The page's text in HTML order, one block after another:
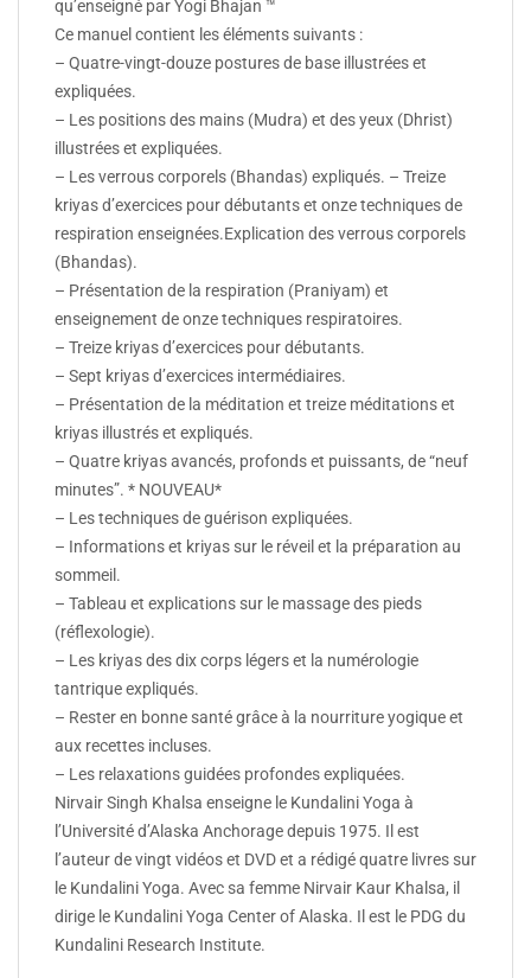
qu’enseigné par Yogi Bhajan ™
Ce manuel contient les éléments suivants :
– Quatre-vingt-douze postures de base illustrées et
expliquées.
– Les positions des mains (Mudra) et des yeux (Dhrist)
illustrées et expliquées.
– Les verrous corporels (Bhandas) expliqués. – Treize
kriyas d’exercices pour débutants et onze techniques de
respiration enseignées.Explication des verrous corporels
(Bhandas).
– Présentation de la respiration (Praniyam) et
enseignement de onze techniques respiratoires.
– Treize kriyas d’exercices pour débutants.
– Sept kriyas d’exercices intermédiaires.
– Présentation de la méditation et treize méditations et
kriyas illustrés et expliqués.
– Quatre kriyas avancés, profonds et puissants, de “neuf
minutes”. * NOUVEAU*
– Les techniques de guérison expliquées.
– Informations et kriyas sur le réveil et la préparation au
sommeil.
– Tableau et explications sur le massage des pieds
(réflexologie).
– Les kriyas des dix corps légers et la numérologie
tantrique expliqués.
– Rester en bonne santé grâce à la nourriture yogique et
aux recettes incluses.
– Les relaxations guidées profondes expliquées.
Nirvair Singh Khalsa enseigne le Kundalini Yoga à
l’Université d’Alaska Anchorage depuis 1975. Il est
l’auteur de vingt vidéos et DVD et a rédigé quatre livres sur
le Kundalini Yoga. Avec sa femme Nirvair Kaur Khalsa, il
dirige le Kundalini Yoga Center of Alaska. Il est le PDG du
Kundalini Research Institute.